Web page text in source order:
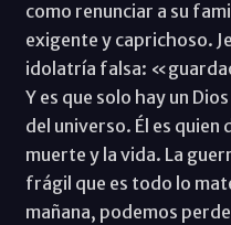
como renunciar a su
exigente y caprichoso.
idolatría falsa:
Y es que solo hay un
del universo. Él es quien
muerte y la vida. La
frágil que es todo lo
mañana, podemos